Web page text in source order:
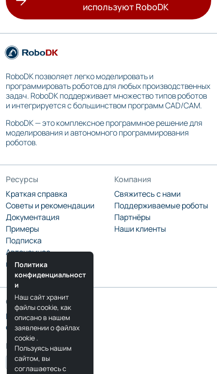
используют RoboDK
RoboDK позволяет легко моделировать и
программировать роботов для любых производственных
задач. RoboDK поддерживает множество типов роботов
и интегрируется с большинством программ CAD/CAM.
RoboDK — это комплексное программное решение для
моделирования и автономного программирования
роботов.
Ресурсы
Краткая справка
Советы и рекомендации
Документация
Примеры
Подписка
Автономное
программирование
Компания
Свяжитесь с нами
Поддерживаемые роботы
Партнёры
Наши клиенты
Сообщество
Блог RoboDK
Форум RoboDK
Мы в соцсетях
Политика
конфиденциальност
и
Наш сайт хранит
файлы cookie, как
описано в нашем
заявлении о файлах
cookie .
Пользуясь нашим
сайтом, вы
соглашаетесь с